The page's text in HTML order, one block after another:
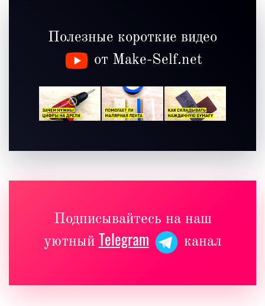
Полезные короткие видео
от Make-Self.net
Подписывайтесь на наш
уютный Telegram канал